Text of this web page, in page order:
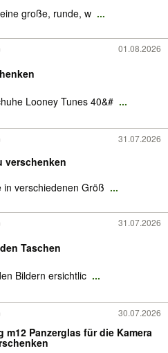
große, runde, w ...
01.08.2026
Looney Tunes 40&# ...
31.07.2026
verschenken
in verschiedenen Größ ...
31.07.2026
Taschen
Bildern ersichtlic ...
30.07.2026
m12 Panzerglas für die Kamera